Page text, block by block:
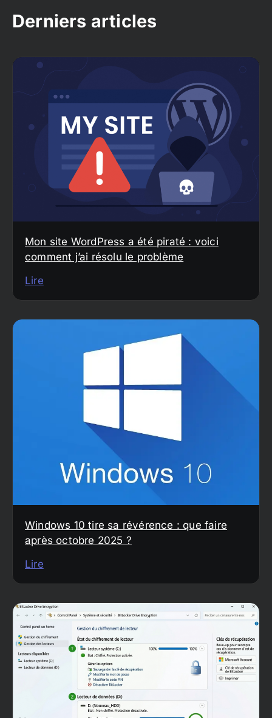
Derniers articles
Mon site WordPress a été piraté : voici
comment j’ai résolu le problème
Lire
Windows 10 tire sa révérence : que faire
après octobre 2025 ?
Lire